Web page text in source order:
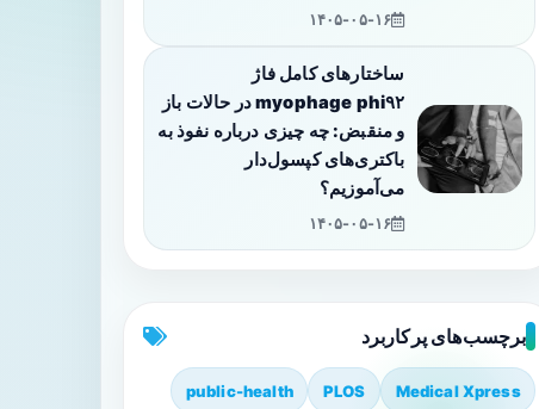
۱۴۰۵-۰۵-۱۶
ساختارهای کامل فاژ
myophage phi۹۲ در حالات باز
و منقبض: چه چیزی درباره نفوذ به
باکتری‌های کپسول‌دار
می‌آموزیم؟
۱۴۰۵-۰۵-۱۶
برچسب‌های پرکاربرد
Medical Xpress
PLOS
public-health